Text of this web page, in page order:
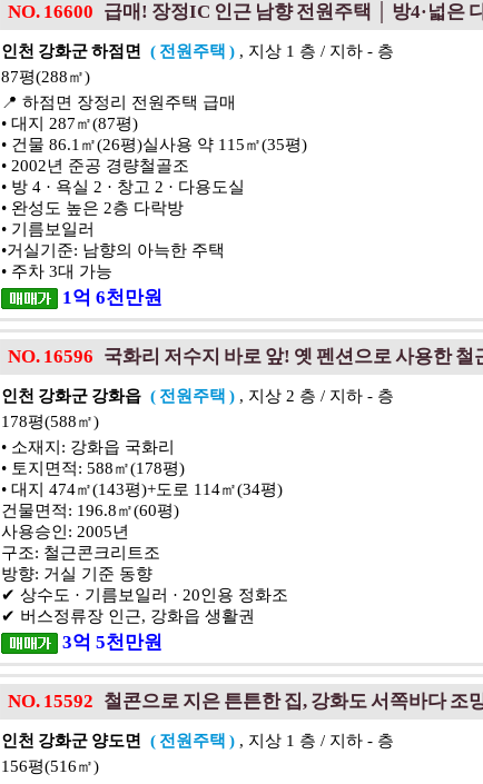
NO. 16600 급매! 장정IC 인근 남향 전원주택 │ 방4·넓은
인천 강화군 하점면 ( 전원주택 ), 지상 1 층 / 지하 - 층
87평(288㎡)
📍 하점면 장정리 전원주택 급매
• 대지 287㎡(87평)
• 건물 86.1㎡(26평)실사용 약 115㎡(35평)
• 2002년 준공 경량철골조
• 방 4 · 욕실 2 · 창고 2 · 다용도실
• 완성도 높은 2층 다락방
• 기름보일러
•거실기준: 남향의 아늑한 주택
• 주차 3대 가능
1억 6천만원
NO. 16596 국화리 저수지 바로 앞! 옛 펜션으로 사용한 철
인천 강화군 강화읍 ( 전원주택 ), 지상 2 층 / 지하 - 층
178평(588㎡)
• 소재지: 강화읍 국화리
• 토지면적: 588㎡(178평)
• 대지 474㎡(143평)+도로 114㎡(34평)
건물면적: 196.8㎡(60평)
사용승인: 2005년
구조: 철근콘크리트조
방향: 거실 기준 동향
✔ 상수도 · 기름보일러 · 20인용 정화조
✔ 버스정류장 인근, 강화읍 생활권
3억 5천만원
NO. 15592 철콘으로 지은 튼튼한 집, 강화도 서쪽바다 조
인천 강화군 양도면 ( 전원주택 ), 지상 1 층 / 지하 - 층
156평(516㎡)